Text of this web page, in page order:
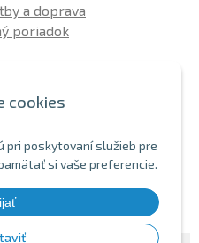
cookies
pri poskytovaní služieb pre
si vaše preferencie.
a doprava
poriadok
26' | 27,5' | 29'
splátky
platba